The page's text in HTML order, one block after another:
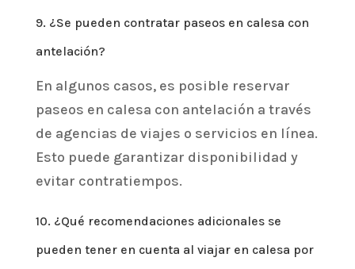
9. ¿Se pueden contratar paseos en calesa con
antelación?
En algunos casos, es posible reservar
paseos en calesa con antelación a través
de agencias de viajes o servicios en línea.
Esto puede garantizar disponibilidad y
evitar contratiempos.
10. ¿Qué recomendaciones adicionales se
pueden tener en cuenta al viajar en calesa por